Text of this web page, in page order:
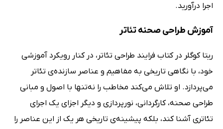
اجرا درآورید.
آموزش طراحی صحنه تئاتر
ریتا کوگلر در کتاب فرایند طراحی تئاتر، در کنار رویکرد آموزشی
خود، با نگاهی تاریخی به مفاهیم و عناصر سازنده‌ی تئاتر
می‌پردازد. او تلاش می‌کند مخاطب را نه‌تنها با اصول و مبانی
طراحی صحنه، کارگردانی، نورپردازی و دیگر اجزای یک اجرای
تئاتری آشنا کند، بلکه پیشینه‌ی تاریخی هر یک از این عناصر را